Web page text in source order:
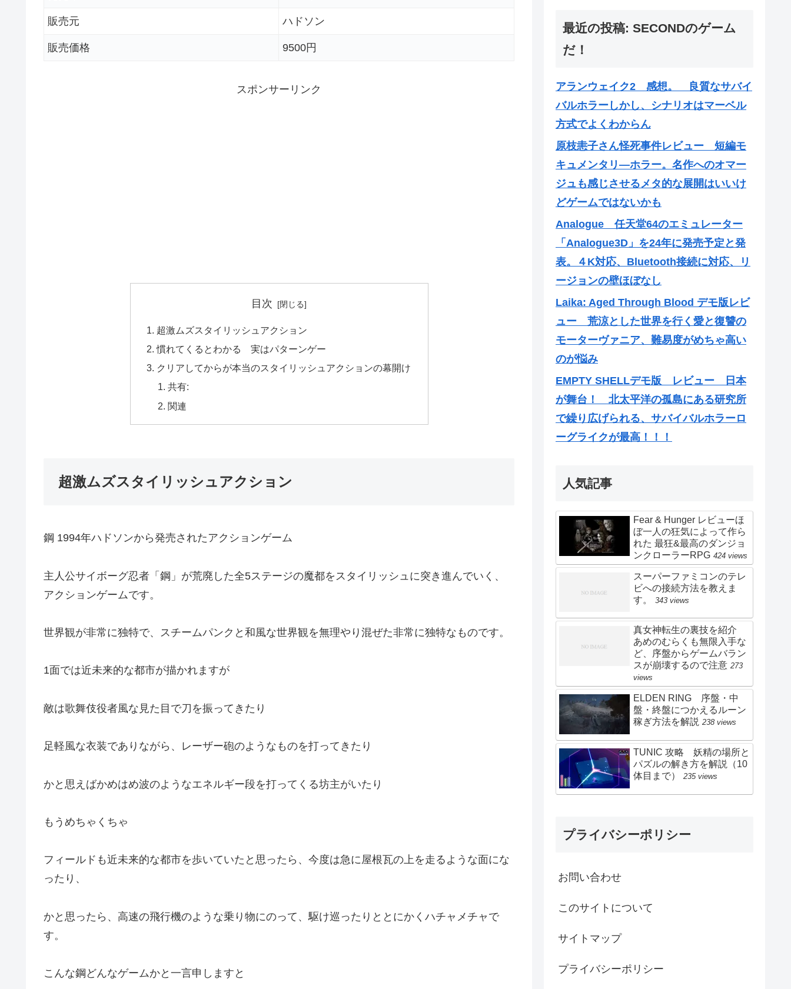
販売元 ハドソン
販売価格 9500円
スポンサーリンク
目次
超激ムズスタイリッシュアクション
慣れてくるとわかる 実はパターンゲー
クリアしてからが本当のスタイリッシュアクションの幕開け
共有:
関連
超激ムズスタイリッシュアクション
鋼 1994年ハドソンから発売されたアクションゲーム
主人公サイボーグ忍者「鋼」が荒廃した全5ステージの魔都をスタイリッシュに突き進んでいく、
アクションゲームです。
世界観が非常に独特で、スチームパンクと和風な世界観を無理やり混ぜた非常に独特なものです。
1面では近未来的な都市が描かれますが
敵は歌舞伎役者風な見た目で刀を振ってきたり
足軽風な衣装でありながら、レーザー砲のようなものを打ってきたり
かと思えばかめはめ波のようなエネルギー段を打ってくる坊主がいたり
もうめちゃくちゃ
フィールドも近未来的な都市を歩いていたと思ったら、今度は急に屋根瓦の上を走るような面にな
ったり、
かと思ったら、高速の飛行機のような乗り物にのって、駆け巡ったりととにかくハチャメチャで
す。
こんな鋼どんなゲームかと一言申しますと
最近の投稿: SECONDのゲーム
だ！
アランウェイク2 感想。 良質なサバイ
バルホラーしかし、シナリオはマーベル
方式でよくわからん
原枝恚子さん怪死事件レビュー 短編モ
キュメンタリ―ホラー。名作へのオマー
ジュも感じさせるメタ的な展開はいいけ
どゲームではないかも
Analogue 任天堂64のエミュレーター
「Analogue3D」を24年に発売予定と発
表。４K対応、Bluetooth接続に対応、リ
ージョンの壁ほぼなし
Laika: Aged Through Blood デモ版レビ
ュー 荒涼とした世界を行く愛と復讐の
モーターヴァニア、難易度がめちゃ高い
のが悩み
EMPTY SHELLデモ版 レビュー 日本
が舞台！ 北太平洋の孤島にある研究所
で繰り広げられる、サバイバルホラーロ
ーグライクが最高！！！
人気記事
Fear & Hunger レビューほ
ぼ一人の狂気によって作ら
れた 最狂&最高のダンジョ
ンクローラーRPG 424 views
スーパーファミコンのテレ
ビへの接続方法を教えま
す。
343 views
真女神転生の裏技を紹介
あめのむらくも無限入手な
ど、序盤からゲームバラン
スが崩壊するので注意 273
views
ELDEN RING 序盤・中
盤・終盤につかえるルーン
稼ぎ方法を解説 238 views
TUNIC 攻略 妖精の場所と
パズルの解き方を解説（10
体目まで）
235 views
プライバシーポリシー
お問い合わせ
このサイトについて
サイトマップ
プライバシーポリシー